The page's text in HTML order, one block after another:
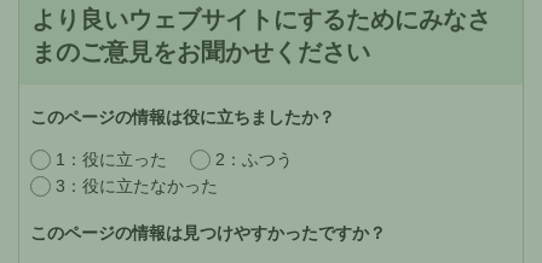
より良いウェブサイトにするためにみなさ
まのご意見をお聞かせください
このページの情報は役に立ちましたか？
1：役に立った
2：ふつう
3：役に立たなかった
このページの情報は見つけやすかったですか？